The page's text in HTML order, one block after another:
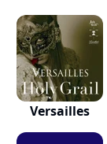
Versailles